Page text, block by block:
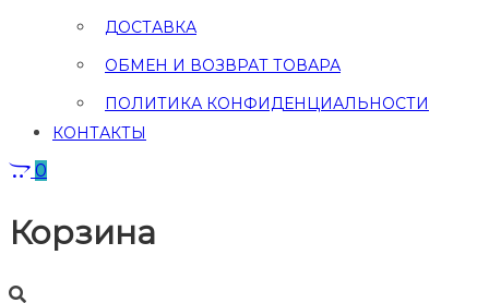
ДОСТАВКА
ОБМЕН И ВОЗВРАТ ТОВАРА
ПОЛИТИКА КОНФИДЕНЦИАЛЬНОСТИ
КОНТАКТЫ
0
Корзина